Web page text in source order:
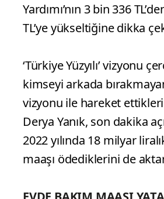
Yardımı’nın 3 bin 336
TL’ye yükseltiğine dikka
‘Türkiye Yüzyılı’ vizyonu
kimseyi arkada
vizyonu ile hareket
Derya Yanık, son dakika
2022 yılında 18 milyar
maaşı ödediklerini de